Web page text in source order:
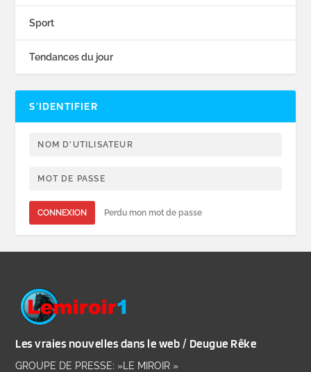
Sport
Tendances du jour
S’IDENTIFIER
CONNEXION Perdu mon mot de passe
Les vraies nouvelles dans le web / Deugue Rêke
GROUPE DE PRESSE: »LE MIROIR »